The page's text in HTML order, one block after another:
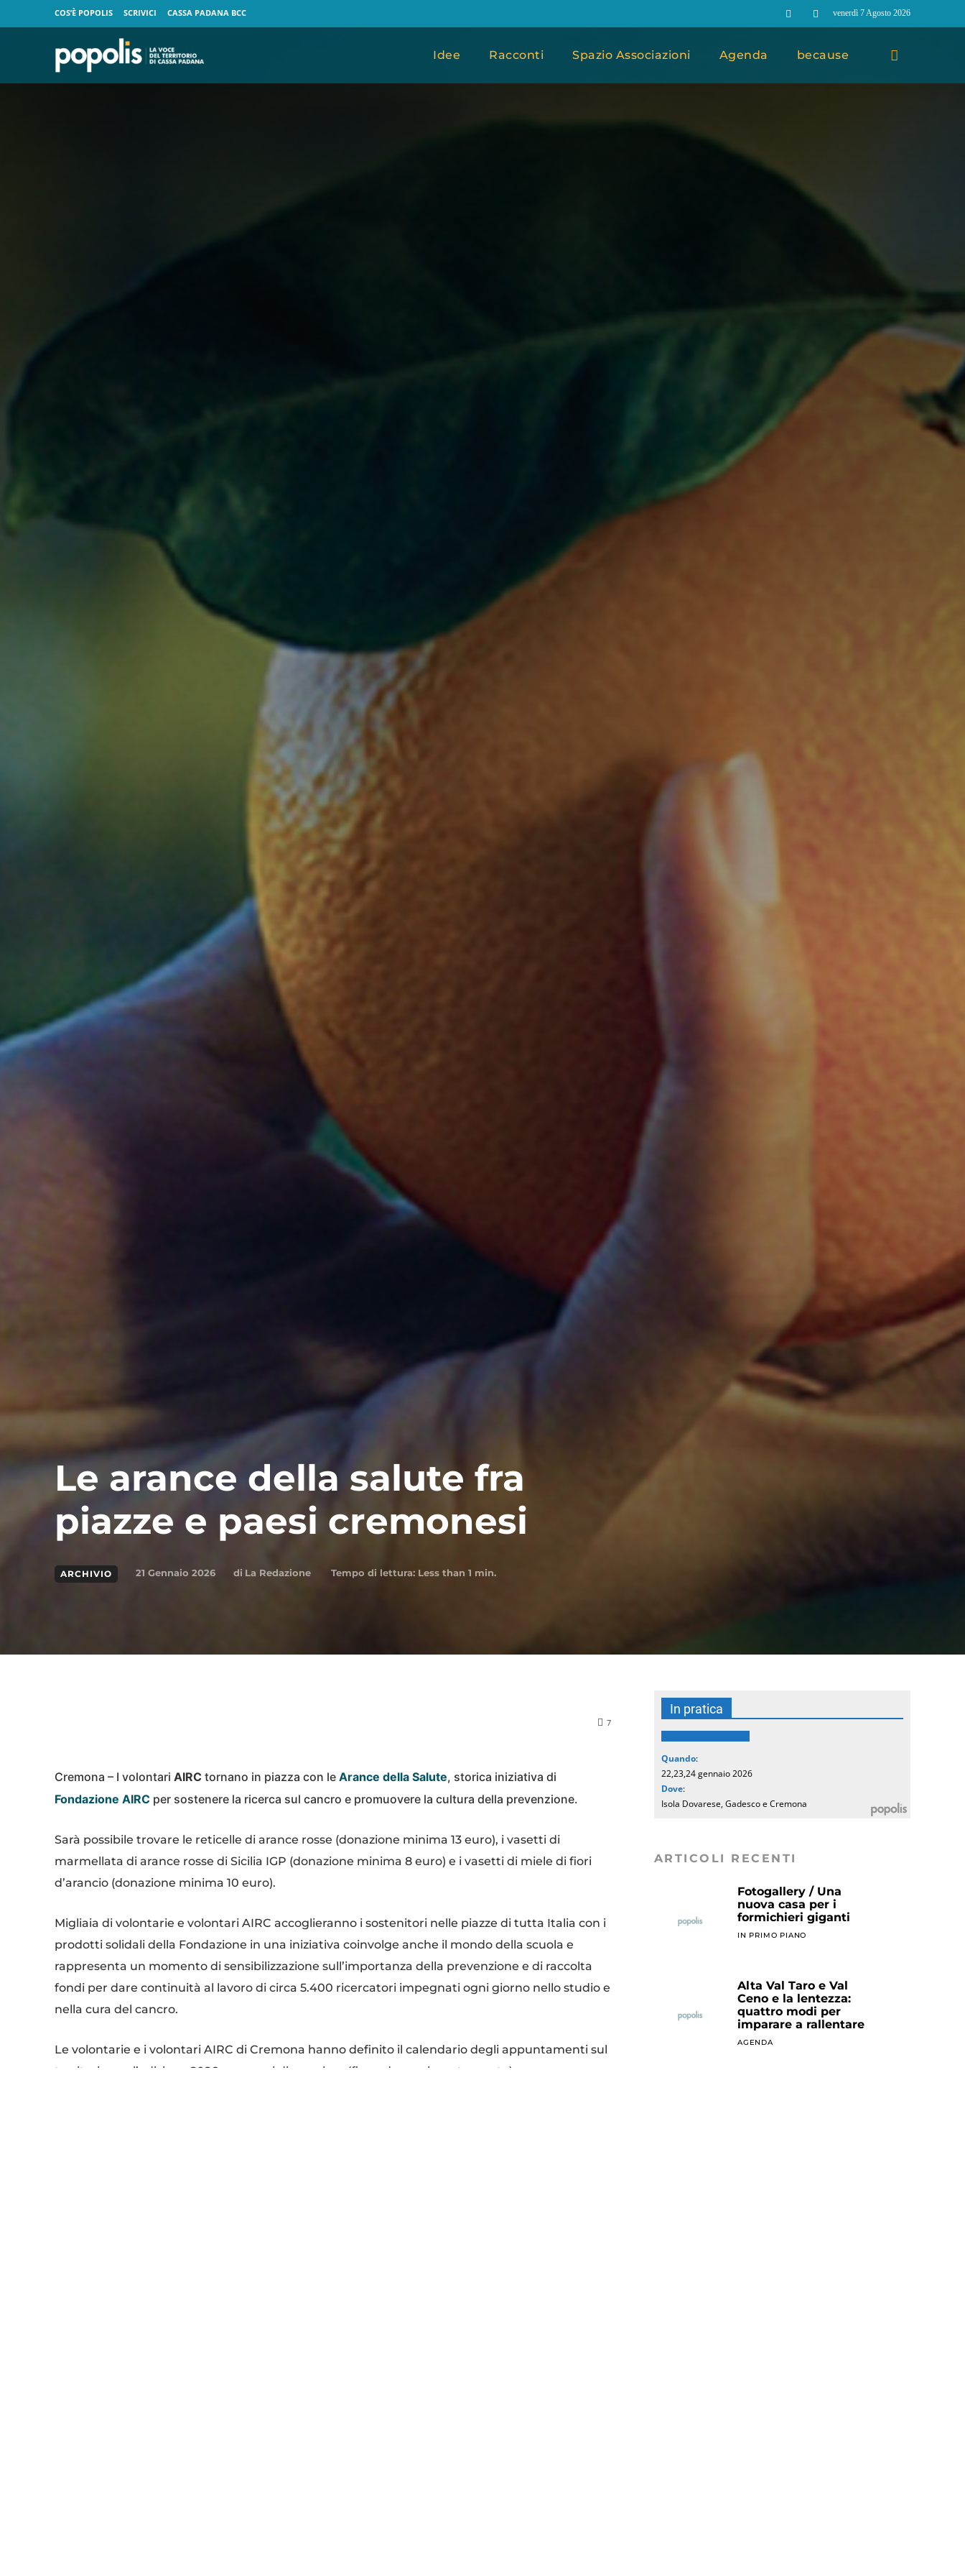
COS’È POPOLIS SCRIVICI CASSA PADANA BCC venerdì 7 Agosto 2026
Idee Racconti Spazio Associazioni Agenda because
Le arance della salute fra
piazze e paesi cremonesi
ARCHIVIO 21 Gennaio 2026 di La Redazione Tempo di lettura: Less than 1 min.
7
Cremona – I volontari AIRC tornano in piazza con le Arance della Salute, storica iniziativa di
Fondazione AIRC per sostenere la ricerca sul cancro e promuovere la cultura della prevenzione.
Sarà possibile trovare le reticelle di arance rosse (donazione minima 13 euro), i vasetti di
marmellata di arance rosse di Sicilia IGP (donazione minima 8 euro) e i vasetti di miele di fiori
d’arancio (donazione minima 10 euro).
Migliaia di volontarie e volontari AIRC accoglieranno i sostenitori nelle piazze di tutta Italia con i
prodotti solidali della Fondazione in una iniziativa coinvolge anche il mondo della scuola e
rappresenta un momento di sensibilizzazione sull’importanza della prevenzione e di raccolta
fondi per dare continuità al lavoro di circa 5.400 ricercatori impegnati ogni giorno nello studio e
nella cura del cancro.
Le volontarie e i volontari AIRC di Cremona hanno definito il calendario degli appuntamenti sul
territorio per l’edizione 2026, con orari di massima (fino ad esaurimento scorte).
In pratica
Quando:
22,23,24 gennaio 2026
Dove:
Isola Dovarese, Gadesco e Cremona
ARTICOLI RECENTI
Fotogallery / Una
nuova casa per i
formichieri giganti
IN PRIMO PIANO
Alta Val Taro e Val
Ceno e la lentezza:
quattro modi per
imparare a rallentare
AGENDA